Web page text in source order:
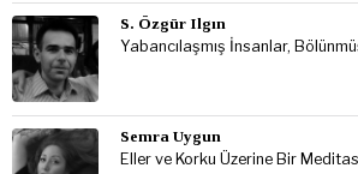
S. Özgür Ilgın
Yabancılaşmış İnsanlar,
Semra Uygun
Eller ve Korku Üzerine Bir